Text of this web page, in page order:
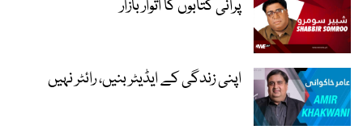
پرانی کتابوں کا اتوار بازار
اپنی زندگی کے ایڈیٹر بنیں، رائٹر نہیں